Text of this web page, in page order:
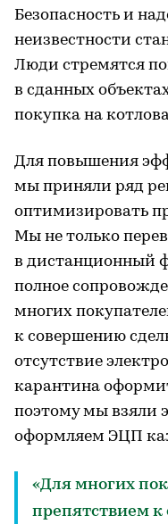
Безопасность и
неизвестности
Люди стремятся
в сданных
покупка на
Для повышения
мы приняли ряд
оптимизировать
Мы не только
в дистанционный
полное
многих
к совершению
отсутствие
карантина
поэтому мы взяли
оформляем ЭЦП
«Для многих
препятствием